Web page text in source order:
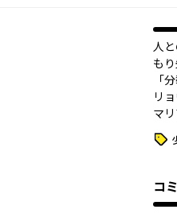
人
も
「
リ
マ
タグ
コ